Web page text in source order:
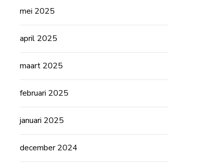
mei 2025
april 2025
maart 2025
februari 2025
januari 2025
december 2024